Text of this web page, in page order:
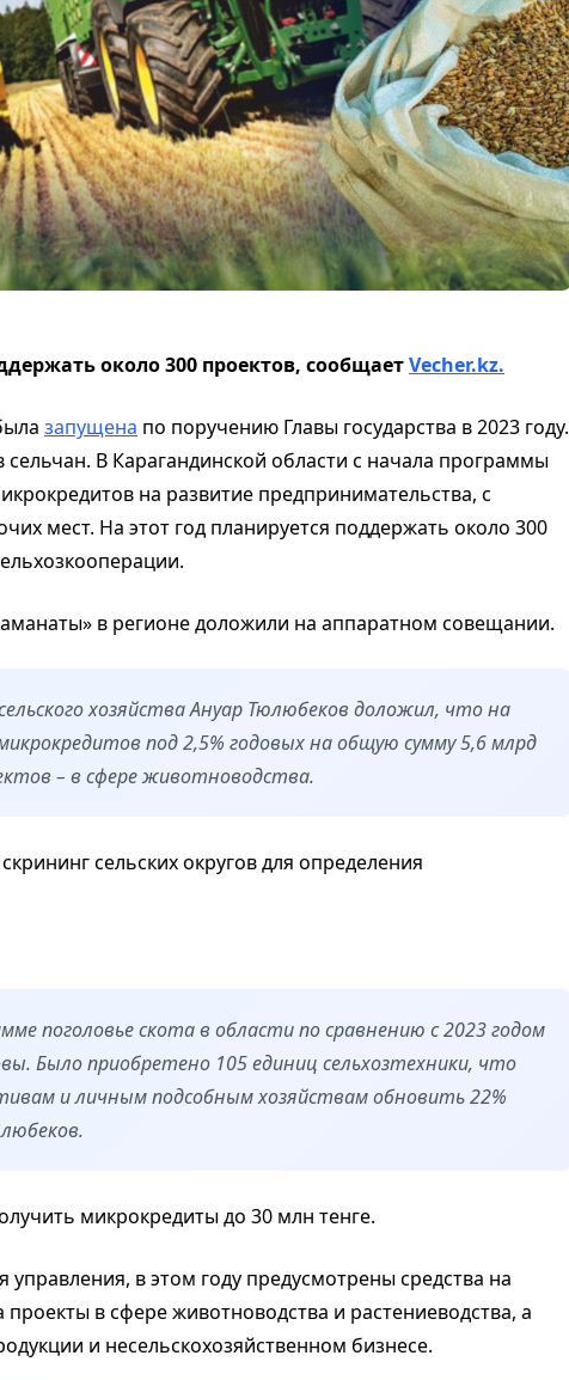
около 300 проектов, сообщаетVecher.kz.
запущена по поручению Главы государства в 2023 году.
В Карагандинской области с начала программы
на развитие предпринимательства, с
мест. На этот год планируется поддержать около 300
в регионе доложили на аппаратном совещании.
хозяйства Ануар Тюлюбеков доложил, что на
под 2,5% годовых на общую сумму 5,6 млрд
– в сфере животноводства.
сельских округов для определения
поголовье скота в области по сравнению с 2023 годом
Было приобретено 105 единиц сельхозтехники, что
и личным подсобным хозяйствам обновить 22%
микрокредиты до 30 млн тенге.
в этом году предусмотрены средства на
в сфере животноводства и растениеводства, а
и несельскохозяйственном бизнесе.